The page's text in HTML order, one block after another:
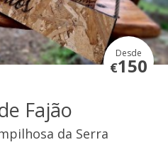
Desde
€150
Fajão
da Serra